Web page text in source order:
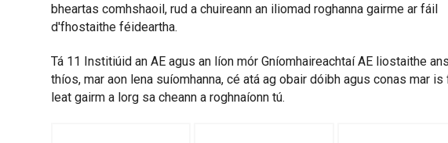
bheartas comhshaoil, rud a chuireann an iliomad roghanna gairme ar fáil
d'fhostaithe féideartha.
Tá 11 Institiúid an AE agus an líon mór Gníomhaireachtaí AE liostaithe
thíos, mar aon lena suíomhanna, cé atá ag obair dóibh agus conas mar
leat gairm a lorg sa cheann a roghnaíonn tú.